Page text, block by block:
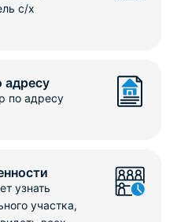
с/х
адресу
по адресу
узнать
участка,